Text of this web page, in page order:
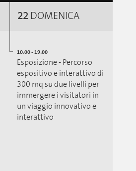
22DOMENICA
10:00 - 19:00
Esposizione - Percorso
espositivo e interattivo di
300 mq su due livelli per
immergere i visitatori in
un viaggio innovativo e
interattivo